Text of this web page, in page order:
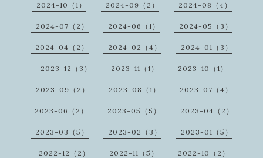
2024-10（1） 2024-09（2） 2024-08（4）
2024-07（2） 2024-06（1） 2024-05（3）
2024-04（2） 2024-02（4） 2024-01（3）
2023-12（3） 2023-11（1） 2023-10（1）
2023-09（2） 2023-08（1） 2023-07（4）
2023-06（2） 2023-05（5） 2023-04（2）
2023-03（5） 2023-02（3） 2023-01（5）
2022-12（2） 2022-11（5） 2022-10（2）